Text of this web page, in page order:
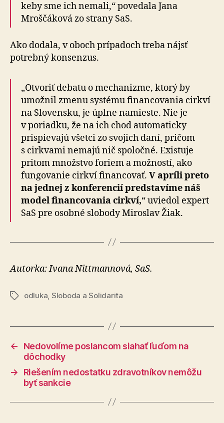
keby sme ich nemali,“ povedala Jana
Mroščáková zo strany SaS.
Ako dodala, v oboch prípadoch treba nájsť
potrebný konsenzus.
„Otvoriť debatu o mechanizme, ktorý by
umožnil zmenu systému financovania cirkví
na Slovensku, je úplne namieste. Nie je
v poriadku, že na ich chod automaticky
prispievajú všetci zo svojich daní, pričom
s cirkvami nemajú nič spoločné. Existuje
pritom množstvo foriem a možností, ako
fungovanie cirkví financovať. V apríli preto
na jednej z konferencií predstavíme náš
model financovania cirkví,“ uviedol expert
SaS pre osobné slobody Miroslav Žiak.
Autorka: Ivana Nittmannová, SaS.
Značkyodluka Sloboda a Solidarita
←
Nedovolíme poslancom siahať ľuďom na
dôchodky
→
Riešením nedostatku zdravotníkov nemôžu
byť sankcie